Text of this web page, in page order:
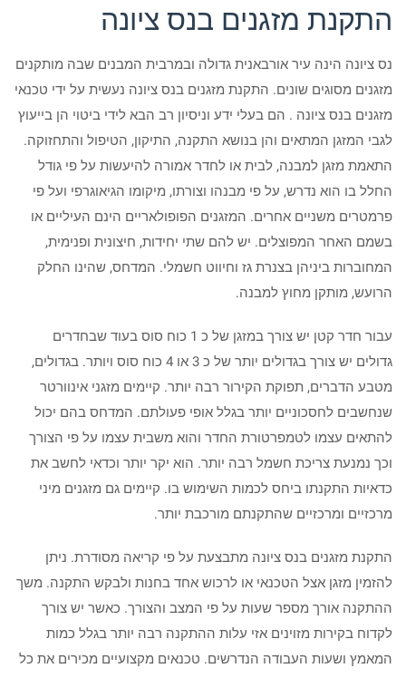
התקנת מזגנים בנס ציונה
נס ציונה הינה עיר אורבאנית גדולה ובמרבית המבנים שבה מותקנים
מזגנים מסוגים שונים. התקנת מזגנים בנס ציונה נעשית על ידי טכנאי
מזגנים בנס ציונה . הם בעלי ידע וניסיון רב הבא לידי ביטוי הן בייעוץ
לגבי המזגן המתאים והן בנושא התקנה, התיקון, הטיפול והתחזוקה.
התאמת מזגן למבנה, לבית או לחדר אמורה להיעשות על פי גודל
החלל בו הוא נדרש, על פי מבנהו וצורתו, מיקומו הגיאוגרפי ועל פי
פרמטרים משניים אחרים. המזגנים הפופולאריים הינם העיליים או
בשמם האחר המפוצלים. יש להם שתי יחידות, חיצונית ופנימית,
המחוברות ביניהן בצנרת גז וחיווט חשמלי. המדחס, שהינו החלק
הרועש, מותקן מחוץ למבנה.
עבור חדר קטן יש צורך במזגן של כ 1 כוח סוס בעוד שבחדרים
גדולים יש צורך בגדולים יותר של כ 3 או 4 כוח סוס ויותר. בגדולים,
מטבע הדברים, תפוקת הקירור רבה יותר. קיימים מזגני אינוורטר
שנחשבים לחסכוניים יותר בגלל אופי פעולתם. המדחס בהם יכול
להתאים עצמו לטמפרטורת החדר והוא משבית עצמו על פי הצורך
וכך נמנעת צריכת חשמל רבה יותר. הוא יקר יותר וכדאי לחשב את
כדאיות התקנתו ביחס לכמות השימוש בו. קיימים גם מזגנים מיני
מרכזיים ומרכזיים שהתקנתם מורכבת יותר.
התקנת מזגנים בנס ציונה מתבצעת על פי קריאה מסודרת. ניתן
להזמין מזגן אצל הטכנאי או לרכוש אחד בחנות ולבקש התקנה. משך
ההתקנה אורך מספר שעות על פי המצב והצורך. כאשר יש צורך
לקדוח בקירות מזוינים אזי עלות ההתקנה רבה יותר בגלל כמות
המאמץ ושעות העבודה הנדרשים. טכנאים מקצועיים מכירים את כל